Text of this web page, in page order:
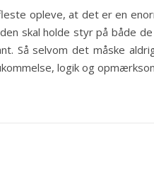
opleve, at det er en
skal holde styr på både
Så selvom det måske
logik og